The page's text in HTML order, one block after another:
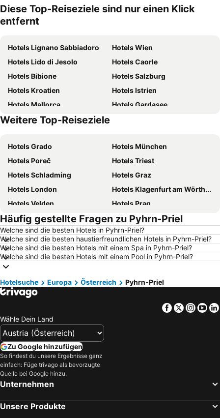
Diese Top-Reiseziele sind nur einen Klick
entfernt
Hotels Lignano Sabbiadoro
Hotels Wien
Hotels Lido di Jesolo
Hotels Caorle
Hotels Bibione
Hotels Salzburg
Hotels Kroatien
Hotels Istrien
Hotels Mallorca
Hotels Gardasee
Hotels Österreich
Weitere Top-Reiseziele
Hotels Grado
Hotels München
Hotels Poreč
Hotels Triest
Hotels Schladming
Hotels Graz
Hotels London
Hotels Klagenfurt am Wörthersee
Hotels Velden
Hotels Prag
Hotels Barcelona
Hotels Innsbruck
Hotels Hamburg
Hotels Jesolo
Hotels Venedig
Hotels Rom
Hotels Umag
Hotels Rimini
Hotels Griechenland
Hotels Kreta
Hotels Sardinien
Hotels Rhodos
Hotels Klopeiner See
Hotels Steiermark
Hotels Kroatische Adriaküste
Hotels Türkei
Hotels Salzkammergut
Hotels Achensee
Hotels Malta
Häufig gestellte Fragen zu Pyhrn-Priel
Welche sind die besten Hotels in Pyhrn-Priel?
Welche sind die besten haustierfreundlichen Hotels in Pyhrn-Priel?
Welche sind die besten Hotels mit einem Spa in Pyhrn-Priel?
Welche sind die besten Hotels mit einem Pool in Pyhrn-Priel?
Hotelsuche Europa Österreich Pyhrn-Priel
Facebook
Twitter
Wähle Dein Land
Zu Google hinzufügen
So findest du unsere Ergebnisse ganz
einfach: Füge trivago als bevorzugte
Quelle bei Google hinzu.
Unternehmen
Unsere Produkte